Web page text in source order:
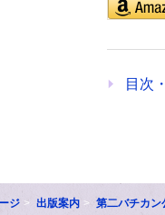
目次
ジ 出版案内 第二バチカン